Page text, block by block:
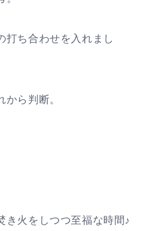
打ち合わせを入れまし
ら判断。
き火をしつつ至福な時間♪